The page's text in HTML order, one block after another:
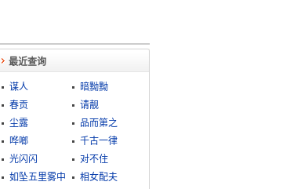
最近查询
谋人
暗黝黝
春贡
请靓
尘露
品而第之
哗啷
千古一律
光闪闪
对不住
如坠五里雾中
相女配夫